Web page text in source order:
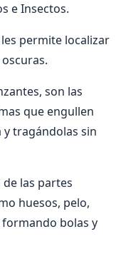
e Insectos.
permite localizar
son las
que engullen
y tragándolas sin
las partes
huesos, pelo,
bolas y